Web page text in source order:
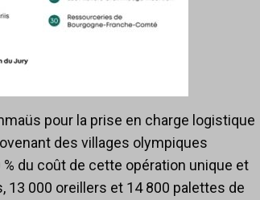
pour la prise en charge logistique
des villages olympiques
du coût de cette opération unique et
13 000 oreillers et 14 800 palettes de